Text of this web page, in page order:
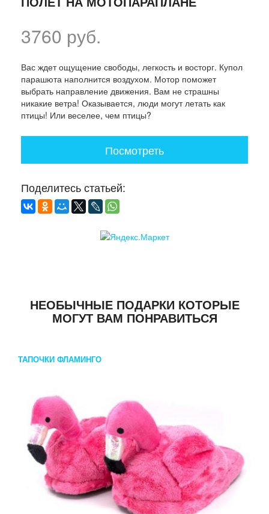
3760 руб.
Вас ждет ощущение свободы, легкость и восторг. Купол
парашюта наполнится воздухом. Мотор поможет
выбрать направление движения. Вам не страшны
никакие ветра! Оказывается, люди могут летать как
птицы! Или веселее, чем птицы?
Посмотреть
Поделитесь статьей:
НЕОБЫЧНЫЕ ПОДАРКИ КОТОРЫЕ
МОГУТ ВАМ ПОНРАВИТЬСЯ
ТАПОЧКИ ФЛАМИНГО